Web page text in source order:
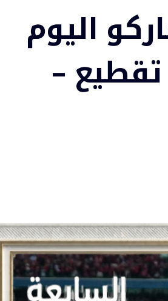
اليوم
–